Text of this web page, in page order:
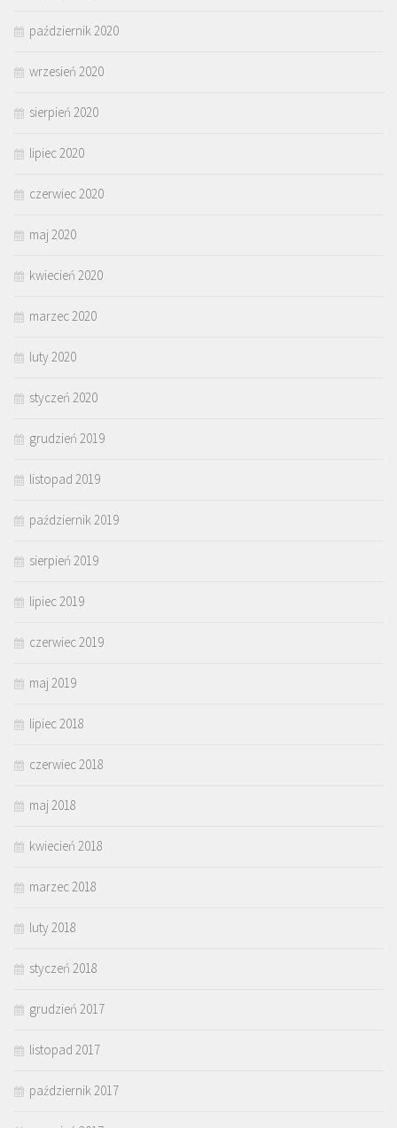
październik 2020
wrzesień 2020
sierpień 2020
lipiec 2020
czerwiec 2020
maj 2020
kwiecień 2020
marzec 2020
luty 2020
styczeń 2020
grudzień 2019
listopad 2019
październik 2019
sierpień 2019
lipiec 2019
czerwiec 2019
maj 2019
lipiec 2018
czerwiec 2018
maj 2018
kwiecień 2018
marzec 2018
luty 2018
styczeń 2018
grudzień 2017
listopad 2017
październik 2017